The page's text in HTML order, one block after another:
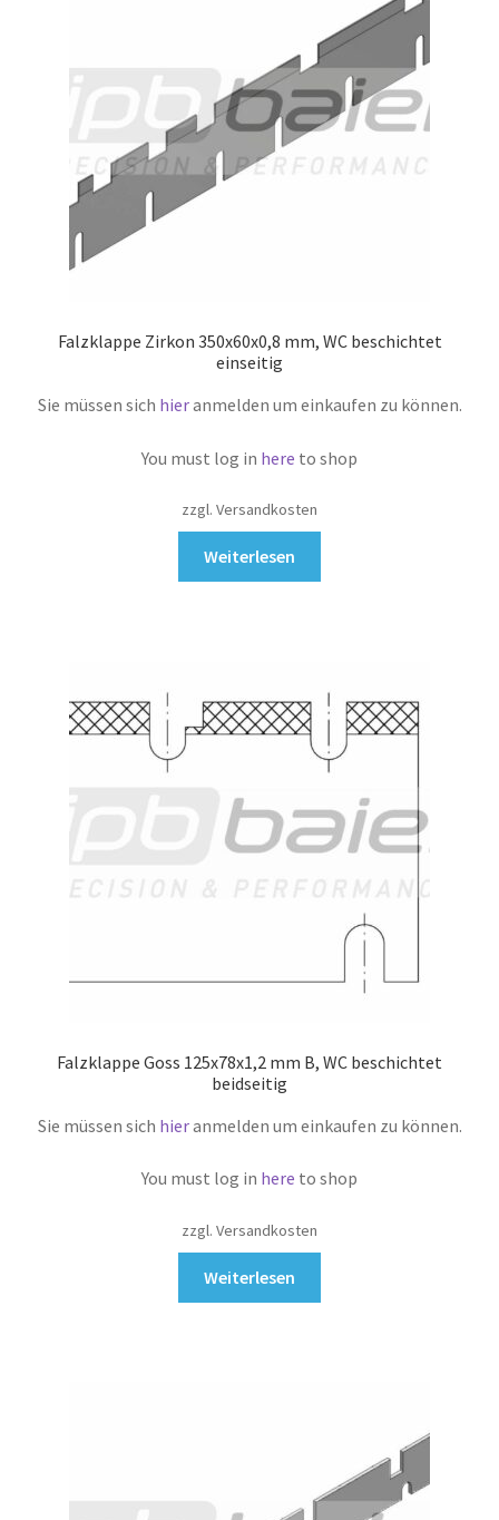
Falzklappe Zirkon 350x60x0,8 mm, WC beschichtet
einseitig
Sie müssen sich hieranmelden um einkaufen zu können.
You must log in here to shop
zzgl. Versandkosten
Weiterlesen
Falzklappe Goss 125x78x1,2 mm B, WC beschichtet
beidseitig
Sie müssen sich hieranmelden um einkaufen zu können.
You must log in here to shop
zzgl. Versandkosten
Weiterlesen